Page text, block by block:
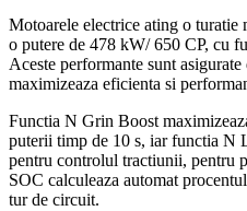
Motoarele electrice ating o turatie
o putere de 478 kW/ 650 CP, cu
Aceste performante sunt
maximizeaza eficienta si
Functia N Grin Boost
puterii timp de 10 s, iar functia N
pentru controlul tractiunii, pentru
SOC calculeaza automat
tur de circuit.